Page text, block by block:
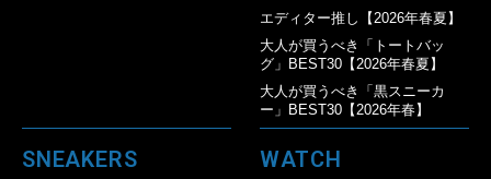
エディター推し【2026年春夏】
大人が買うべき「トートバッ
グ」BEST30【2026年春夏】
大人が買うべき「黒スニーカ
ー」BEST30【2026年春】
SNEAKERS WATCH